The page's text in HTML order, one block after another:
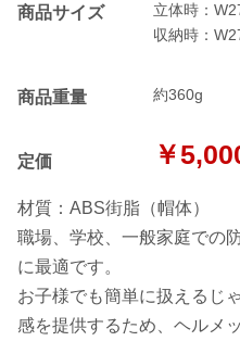
商品サイズ
立体時：
収納時：
商品重量 約360g
定価 ￥
材質：ABS街脂（帽体）
職場、学校、一般家庭での
に最適です。
お子様でも簡単に扱えるじ
感を提供するため、ヘルメ